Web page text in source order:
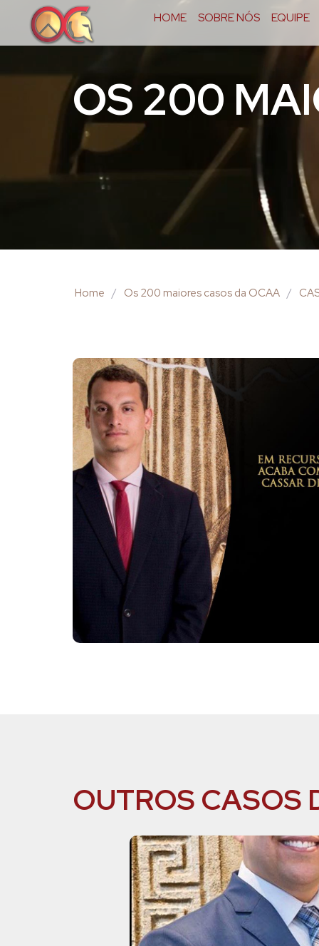
HOME SOBRE NÓS EQUIPE
OS 200
Home / Os 200 maiores casos da OCAA /
OUTROS CASOS